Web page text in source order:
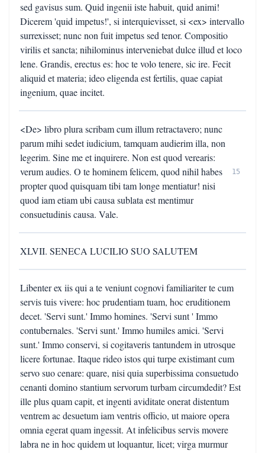
sed gavisus sum. Quid ingenii iste habuit, quid animi!
Dicerem 'quid impetus!', si interquievisset, si <ex> intervallo
surrexisset; nunc non fuit impetus sed tenor. Compositio
virilis et sancta; nihilominus interveniebat dulce illud et loco
lene. Grandis, erectus es: hoc te volo tenere, sic ire. Fecit
aliquid et materia; ideo eligenda est fertilis, quae capiat
ingenium, quae incitet.
<De> libro plura scribam cum illum retractavero; nunc
parum mihi sedet iudicium, tamquam audierim illa, non
legerim. Sine me et inquirere. Non est quod verearis:
verum audies. O te hominem felicem, quod nihil habes
propter quod quisquam tibi tam longe mentiatur! nisi
quod iam etiam ubi causa sublata est mentimur
consuetudinis causa. Vale.
15
XLVII. SENECA LUCILIO SUO SALUTEM
Libenter ex iis qui a te veniunt cognovi familiariter te cum
servis tuis vivere: hoc prudentiam tuam, hoc eruditionem
decet. 'Servi sunt.' Immo homines. 'Servi sunt ' Immo
contubernales. 'Servi sunt.' Immo humiles amici. 'Servi
sunt.' Immo conservi, si cogitaveris tantundem in utrosque
licere fortunae. Itaque rideo istos qui turpe existimant cum
servo suo cenare: quare, nisi quia superbissima consuetudo
cenanti domino stantium servorum turbam circumdedit? Est
ille plus quam capit, et ingenti aviditate onerat distentum
ventrem ac desuetum iam ventris officio, ut maiore opera
omnia egerat quam ingessit. At infelicibus servis movere
labra ne in hoc quidem ut loquantur, licet; virga murmur